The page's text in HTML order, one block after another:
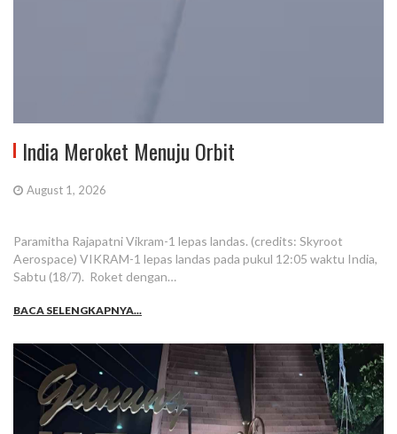
India Meroket Menuju Orbit
August 1, 2026
Paramitha Rajapatni Vikram-1 lepas landas. (credits: Skyroot
Aerospace) VIKRAM-1 lepas landas pada pukul 12:05 waktu India,
Sabtu (18/7). Roket dengan…
BACA SELENGKAPNYA...